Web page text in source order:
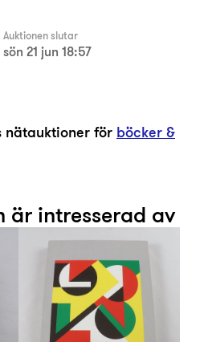
Auktionen slutar
sön 21 jun 18:57
nätauktioner för böcker &
är intresserad av